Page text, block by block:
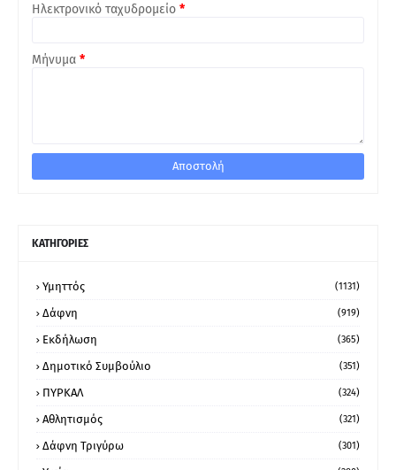
Ηλεκτρονικό ταχυδρομείο *
Μήνυμα *
ΚΑΤΗΓΟΡΙΕΣ
Υμηττός (1131)
Δάφνη (919)
Εκδήλωση (365)
Δημοτικό Συμβούλιο (351)
ΠΥΡΚΑΛ (324)
Αθλητισμός (321)
Δάφνη Τριγύρω (301)